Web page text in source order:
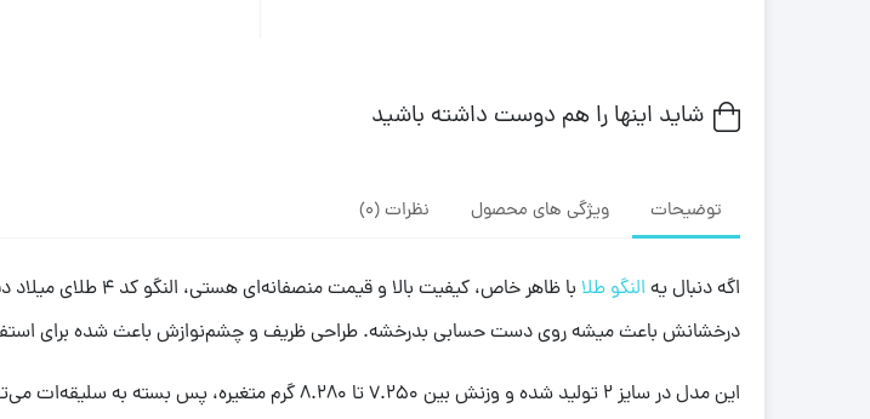
شاید اینها را هم دوست داشته باشید
توضیحات ویژگی های محصول نظرات (0)
اگه دنبال یه النگو طلا
درخشانش باعث میشه روی دست حسابی بدرخشه. طراحی ظریف و چشم‌نوازش باعث شده برای استفاده